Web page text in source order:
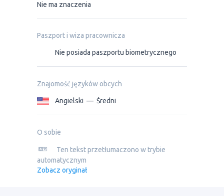
Nie ma znaczenia
Paszport i wiza pracownicza
Nie posiada paszportu biometrycznego
Znajomość języków obcych
Angielski — Średni
O sobie
Ten tekst przetłumaczono w trybie
automatycznym
Zobacz oryginał